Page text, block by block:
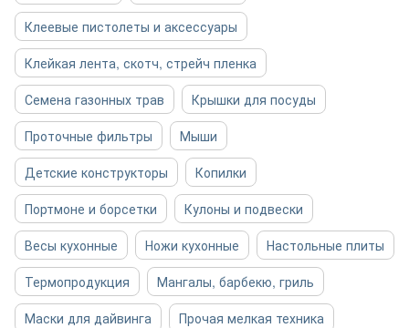
Клеевые пистолеты и аксессуары
Клейкая лента, скотч, стрейч пленка
Семена газонных трав
Крышки для посуды
Проточные фильтры
Мыши
Детские конструкторы
Копилки
Портмоне и борсетки
Кулоны и подвески
Весы кухонные
Ножи кухонные
Настольные плиты
Термопродукция
Мангалы, барбекю, гриль
Маски для дайвинга
Прочая мелкая техника